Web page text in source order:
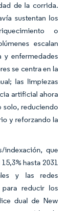
de la corrida.
sustentan los
o
escalan
y enfermedades
se centra en la
las limpiezas
artificial ahora
solo, reduciendo
y reforzando la
que
hasta 2031
y las redes
reducir los
dual de New